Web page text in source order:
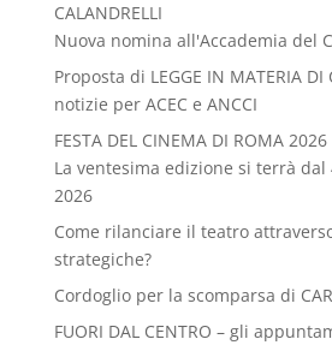
CALANDRELLI
Nuova nomina all'Accademia del
Proposta di LEGGE IN MATERIA
notizie per ACEC e ANCCI
FESTA DEL CINEMA DI ROMA 2026
La ventesima edizione si terrà dal
2026
Come rilanciare il teatro
strategiche?
Cordoglio per la scomparsa di
FUORI DAL CENTRO – gli